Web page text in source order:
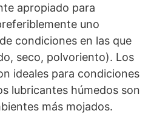
apropiado para
uno
condiciones en las que
seco, polvoriento). Los
ideales para condiciones
lubricantes húmedos son
más mojados.